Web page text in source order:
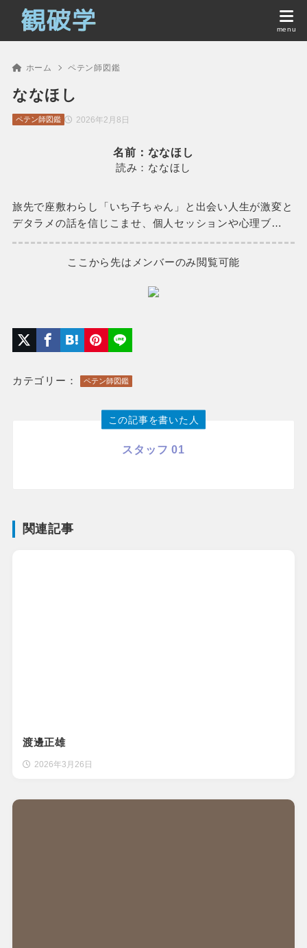
ホーム ペテン師図鑑
ななほし
2026年2月8日
ペテン師図鑑
名前：ななほし
読み：ななほし
旅先で座敷わらし「いち子ちゃん」と出会い人生が激変と
デタラメの話を信じこませ、個人セッションや心理ブ…
ここから先はメンバーのみ閲覧可能
カテゴリー： ペテン師図鑑
この記事を書いた人
スタッフ 01
関連記事
渡邊正雄
2026年3月26日